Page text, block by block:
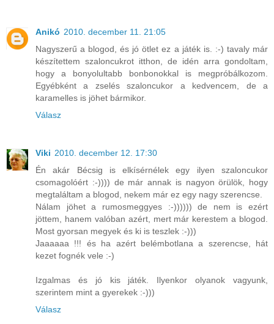
Anikó 2010. december 11. 21:05
Nagyszerű a blogod, és jó ötlet ez a játék is. :-) tavaly már
készítettem szaloncukrot itthon, de idén arra gondoltam,
hogy a bonyolultabb bonbonokkal is megpróbálkozom.
Egyébként a zselés szaloncukor a kedvencem, de a
karamelles is jöhet bármikor.
Válasz
Viki 2010. december 12. 17:30
Én akár Bécsig is elkísérnélek egy ilyen szaloncukor
csomagolóért :-)))) de már annak is nagyon örülök, hogy
megtaláltam a blogod, nekem már ez egy nagy szerencse.
Nálam jöhet a rumosmeggyes :-)))))) de nem is ezért
jöttem, hanem valóban azért, mert már kerestem a blogod.
Most gyorsan megyek és ki is teszlek :-)))
Jaaaaaa !!! és ha azért belémbotlana a szerencse, hát
kezet fognék vele :-)
Izgalmas és jó kis játék. Ilyenkor olyanok vagyunk,
szerintem mint a gyerekek :-)))
Válasz